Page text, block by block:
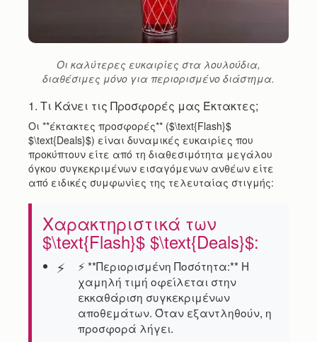
Οι καλύτερες ευκαιρίες στα λουλούδια,
διαθέσιμες μόνο για περιορισμένο διάστημα.
1. Τι Κάνει τις Προσφορές μας Έκτακτες;
Οι **έκτακτες προσφορές** ($\text{Flash}$
$\text{Deals}$) είναι δυναμικές ευκαιρίες που
προκύπτουν είτε από τη διαθεσιμότητα μεγάλου
όγκου συγκεκριμένων εισαγόμενων ανθέων είτε
από ειδικές συμφωνίες της τελευταίας στιγμής:
Χαρακτηριστικά των
$\text{Flash}$ $\text{Deals}$:
⚡ **Περιορισμένη Ποσότητα:** Η
χαμηλή τιμή οφείλεται στην
εκκαθάριση συγκεκριμένων
αποθεμάτων. Όταν εξαντληθούν, η
προσφορά λήγει.